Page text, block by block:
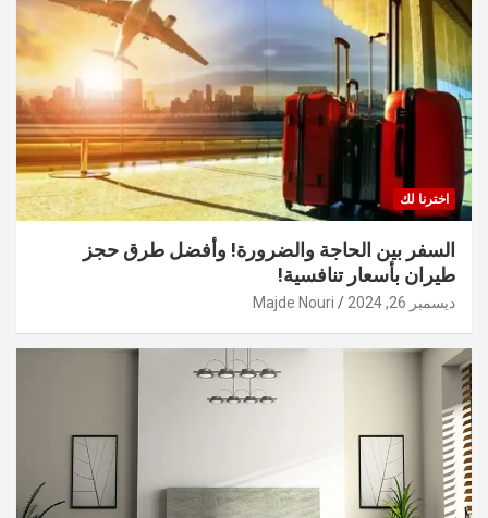
اخترنا لك
السفر بين الحاجة والضرورة! وأفضل طرق حجز
طيران بأسعار تنافسية!
ديسمبر 26, 2024 Majde Nouri